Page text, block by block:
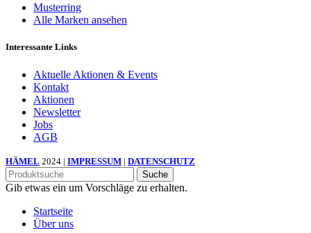
Musterring
Alle Marken ansehen
Interessante Links
Aktuelle Aktionen & Events
Kontakt
Aktionen
Newsletter
Jobs
AGB
HÄMEL 2024 | IMPRESSUM | DATENSCHUTZ
Suche
Gib etwas ein um Vorschläge zu erhalten.
Startseite
Über uns